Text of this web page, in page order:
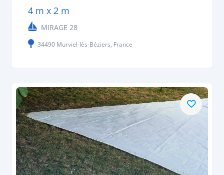
4 m x 2 m
MIRAGE 28
34490 Murviel-lès-Béziers, France